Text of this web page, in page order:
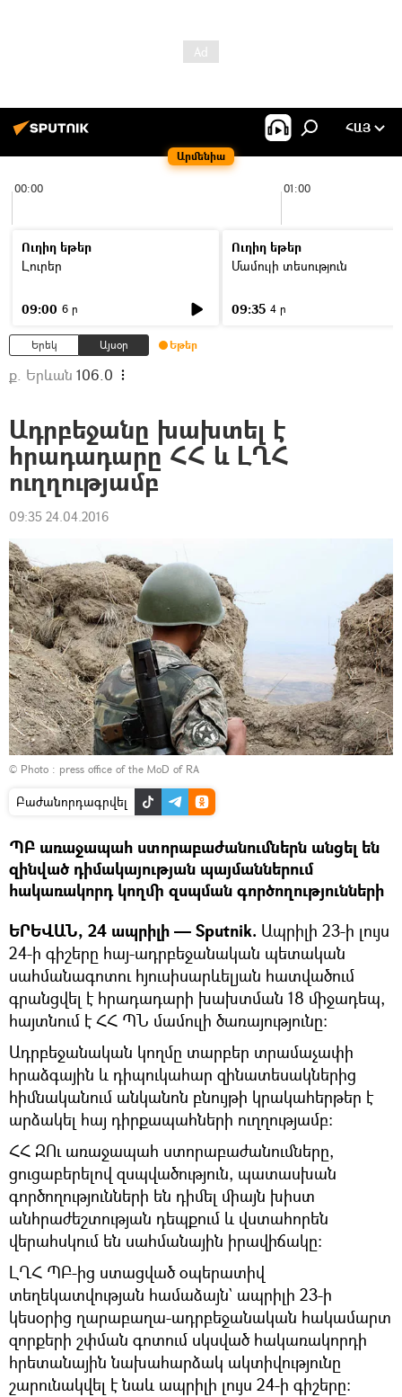
Արմենիա
ՀԱՅ
00:00 01:00
Ուղիղ եթեր
Լուրեր
09:00 6 ր
Ուղիղ եթեր
Մամուլի տեսություն
09:35 4 ր
Երեկ Այսօր Եթեր
ք. Երևան 106.0
Ադրբեջանը խախտել է
հրադադարը ՀՀ և ԼՂՀ
ուղղությամբ
09:35 24.04.2016
© Photo : press office of the MoD of RA
Բաժանորդագրվել
ՊԲ առաջապահ ստորաբաժանումներն անցել են
զինված դիմակայության պայմաններում
հակառակորդ կողմի զսպման գործողությունների
ԵՐԵՎԱՆ, 24 ապրիլի — Sputnik. Ապրիլի 23-ի լույս
24-ի գիշերը հայ-ադրբեջանական պետական
սահմանագոտու հյուսիսարևելյան հատվածում
գրանցվել է հրադադարի խախտման 18 միջադեպ,
հայտնում է ՀՀ ՊՆ մամուլի ծառայությունը:
Ադրբեջանական կողմը տարբեր տրամաչափի
հրաձգային և դիպուկահար զինատեսակներից
հիմնականում անկանոն բնույթի կրակահերթեր է
արձակել հայ դիրքապահների ուղղությամբ:
ՀՀ ԶՈւ առաջապահ ստորաբաժանումները,
ցուցաբերելով զսպվածություն, պատասխան
գործողությունների են դիմել միայն խիստ
անհրաժեշտության դեպքում և վստահորեն
վերահսկում են սահմանային իրավիճակը:
ԼՂՀ ՊԲ-ից ստացված օպերատիվ
տեղեկատվության համաձայն` ապրիլի 23-ի
կեսօրից ղարաբաղա-ադրբեջանական հակամարտ
զորքերի շփման գոտում սկսված հակառակորդի
հրետանային նախահարձակ ակտիվությունը
շարունակվել է նաև ապրիլի լույս 24-ի գիշերը: